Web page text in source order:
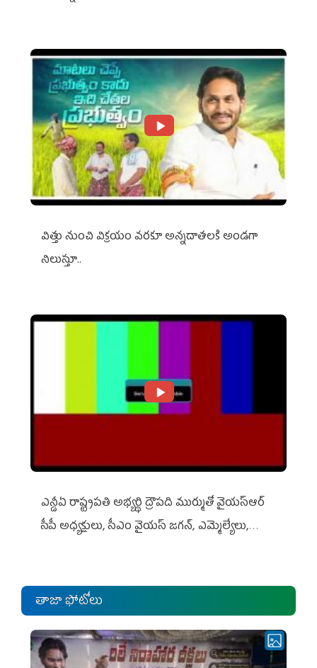
విత్తు నుంచి విక్రయం వరకూ అన్నదాతలకి అండగా
నిలుస్తూ..
ఎన్డీఏ రాష్ట్ర‌ప‌తి అభ్య‌ర్థి ద్రౌప‌ది ముర్ముతో వైయ‌స్ఆర్
సీపీ అధ్య‌క్షులు, సీఎం వైయ‌స్ జ‌గ‌న్, ఎమ్మెల్యేలు,
తాజా ఫోటోలు